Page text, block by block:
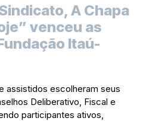
A Chapa
venceu as
Itaú-
assistidos escolheram seus
Deliberativo, Fiscal e
participantes ativos,